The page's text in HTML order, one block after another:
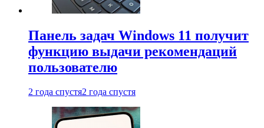
Панель задач Windows 11 получит
функцию выдачи рекомендаций
пользователю
2 года спустя2 года спустя